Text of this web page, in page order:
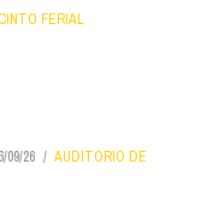
FERIAL
09/26
AUDITORIO DE